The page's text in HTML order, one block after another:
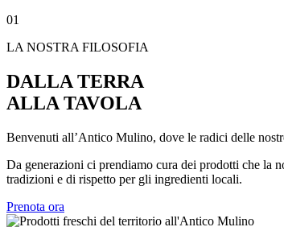
01
LA NOSTRA FILOSOFIA
DALLA TERRA
ALLA TAVOLA
Benvenuti all’Antico Mulino, dove le radici delle
Da generazioni ci prendiamo cura dei prodotti che la
tradizioni e di rispetto per gli ingredienti locali.
Prenota ora